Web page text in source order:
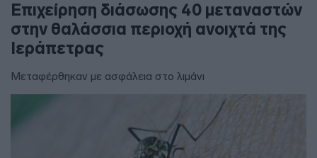
Επιχείρηση διάσωσης 40 μεταναστών
στην θαλάσσια περιοχή ανοιχτά της
Ιεράπετρας
Μεταφέρθηκαν με ασφάλεια στο λιμάνι